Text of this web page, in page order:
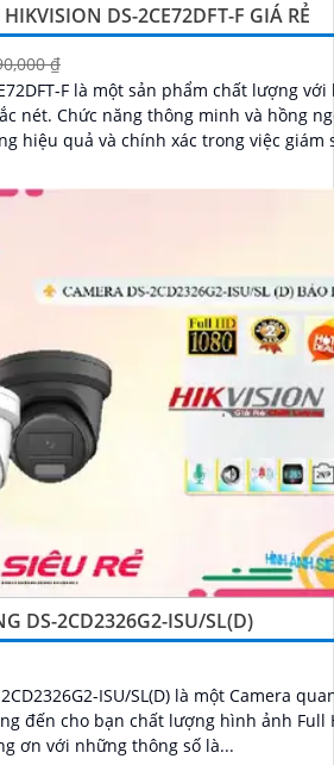
DS-2CE72DFT-F GIÁ RẺ
₫
F là một sản phẩm chất lượng
ngoại SMD
hiệu quả và chính xác trong việc giám
DS-2CD2326G2-ISU/SL(D)
ISU/SL(D) là một Camera
đến cho bạn chất lượng hình ảnh Full
Ấn tượng ơn với những thông số là...